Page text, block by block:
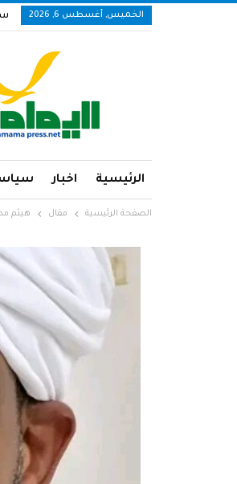
الخميس, أغسطس 6, 2026
الرئيسية اخبار
الصفحة الرئيسية مقال هيثم